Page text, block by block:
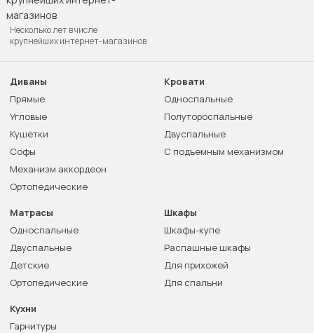
Несколько лет в числе
крупнейших интернет-магазинов
Диваны
Прямые
Угловые
Кушетки
Софы
Механизм аккордеон
Ортопедические
Кровати
Односпальные
Полутороспальные
Двуспальные
С подъемным механизмом
Матрасы
Односпальные
Двуспальные
Детские
Ортопедические
Шкафы
Шкафы-купе
Распашные шкафы
Для прихожей
Для спальни
Кухни
Гарнитуры